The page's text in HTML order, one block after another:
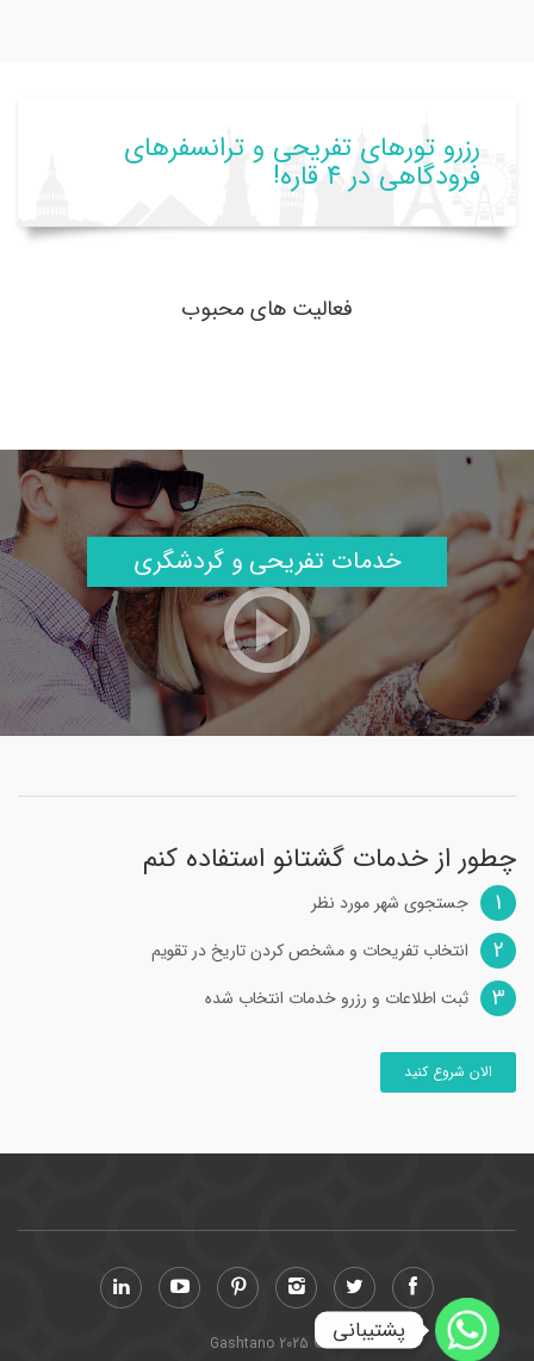
رزرو تورهای تفریحی و ترانسفرهای
فرودگاهی در ۴ قاره!
فعالیت های محبوب
خدمات تفریحی و گردشگری
چطور از خدمات گشتانو استفاده کنم
1 جستجوی شهر مورد نظر
2 انتخاب تفریحات و مشخص کردن تاریخ در تقویم
3 ثبت اطلاعات و رزرو خدمات انتخاب شده
الان شروع کنید
© Gashtano 2025 پشتیبانی